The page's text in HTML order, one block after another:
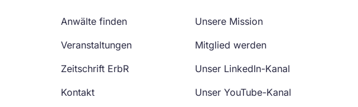
Anwälte finden
Veranstaltungen
Zeitschrift ErbR
Kontakt
Unsere Mission
Mitglied werden
Unser LinkedIn-Kanal
Unser YouTube-Kanal